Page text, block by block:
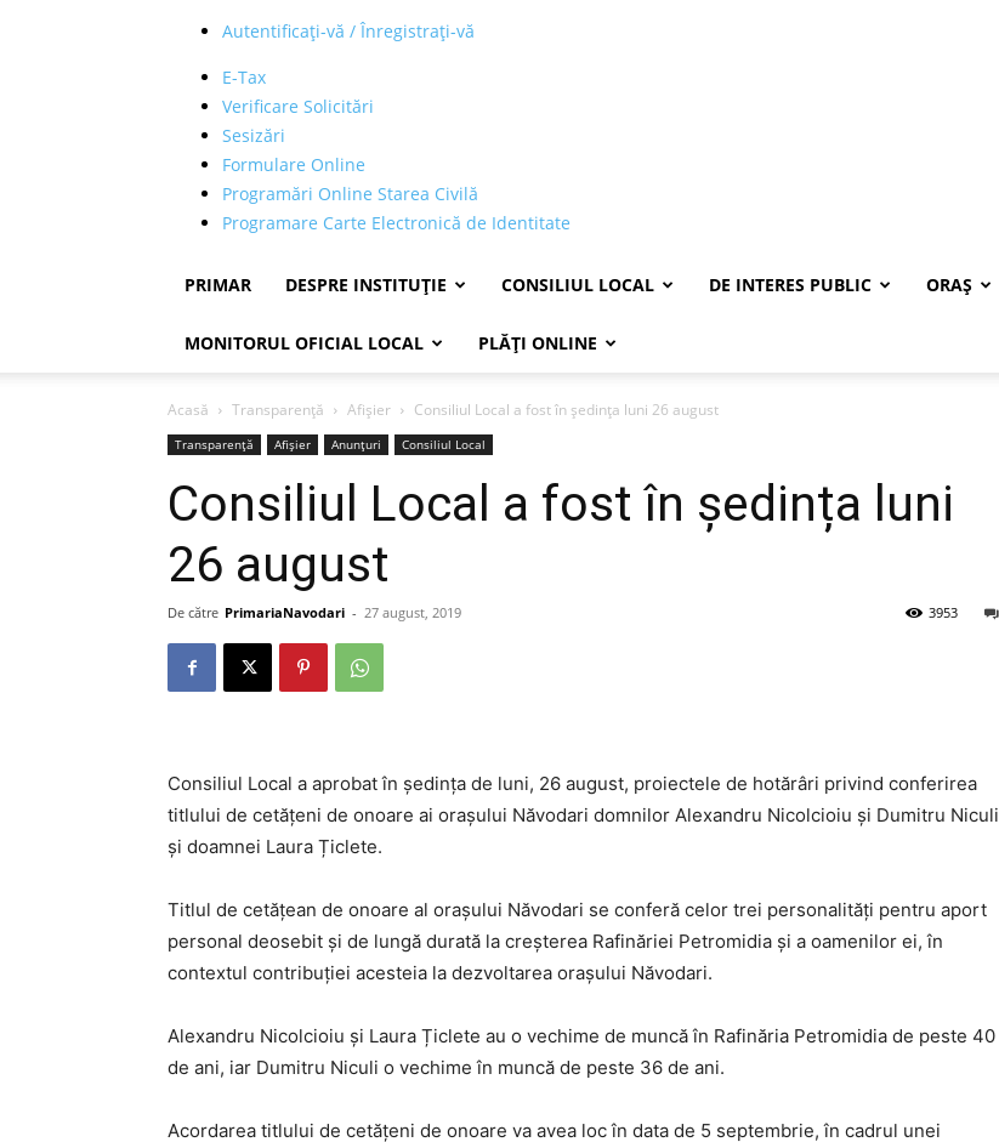
Autentificați-vă / Înregistrați-vă
E-Tax
Verificare Solicitări
Sesizări
Formulare Online
Programări Online Starea Civilă
Programare Carte Electronică de Identitate
PRIMAR DESPRE INSTITUȚIE CONSILIUL LOCAL DE INTERES PUBLIC ORAȘ
MONITORUL OFICIAL LOCAL PLĂȚI ONLINE
Acasă Transparență Afișier Consiliul Local a fost în ședința luni 26 august
Transparență Afișier Anunțuri Consiliul Local
Consiliul Local a fost în ședința luni
26 august
De către PrimariaNavodari - 27 august, 2019 3953
Consiliul Local a aprobat în ședința de luni, 26 august, proiectele de hotărâri privind conferirea
titlului de cetățeni de onoare ai orașului Năvodari domnilor Alexandru Nicolcioiu și Dumitru Niculi
și doamnei Laura Țiclete.
Titlul de cetățean de onoare al orașului Năvodari se conferă celor trei personalități pentru aport
personal deosebit și de lungă durată la creșterea Rafinăriei Petromidia și a oamenilor ei, în
contextul contribuției acesteia la dezvoltarea orașului Năvodari.
Alexandru Nicolcioiu și Laura Țiclete au o vechime de muncă în Rafinăria Petromidia de peste 40
de ani, iar Dumitru Niculi o vechime în muncă de peste 36 de ani.
Acordarea titlului de cetățeni de onoare va avea loc în data de 5 septembrie, în cadrul unei